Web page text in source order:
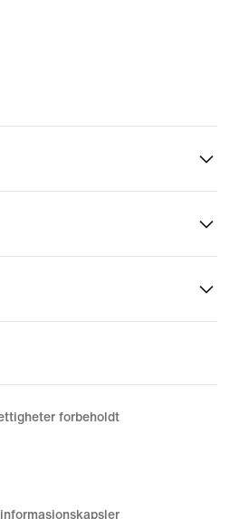
forbeholdt